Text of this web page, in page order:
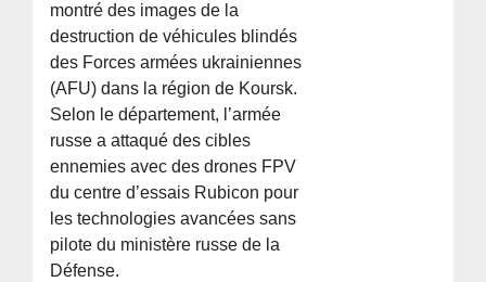
montré des images de la
destruction de véhicules blindés
des Forces armées ukrainiennes
(AFU) dans la région de Koursk.
Selon le département, l’armée
russe a attaqué des cibles
ennemies avec des drones FPV
du centre d’essais Rubicon pour
les technologies avancées sans
pilote du ministère russe de la
Défense.